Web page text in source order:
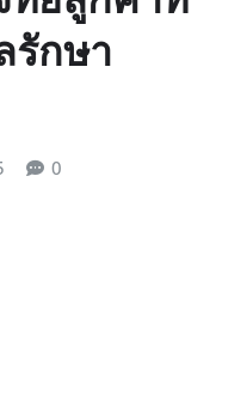
รักษา
0